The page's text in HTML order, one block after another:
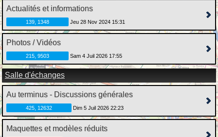
Actualités et informations
139, 1348 Jeu 28 Nov 2024 15:31
Photos / Vidéos
215, 9503 Sam 4 Juil 2026 17:55
Salle d'échanges
Au terminus - Discussions générales
425, 12632 Dim 5 Juil 2026 22:23
Maquettes et modèles réduits